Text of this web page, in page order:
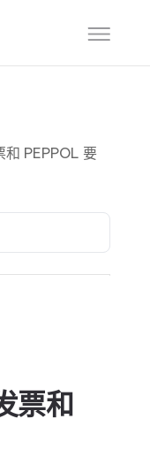
和 PEPPOL 要
票和